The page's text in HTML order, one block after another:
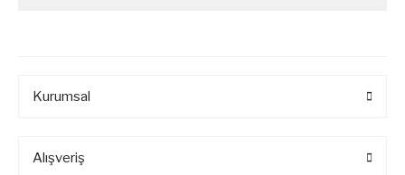
Kurumsal
Alışveriş